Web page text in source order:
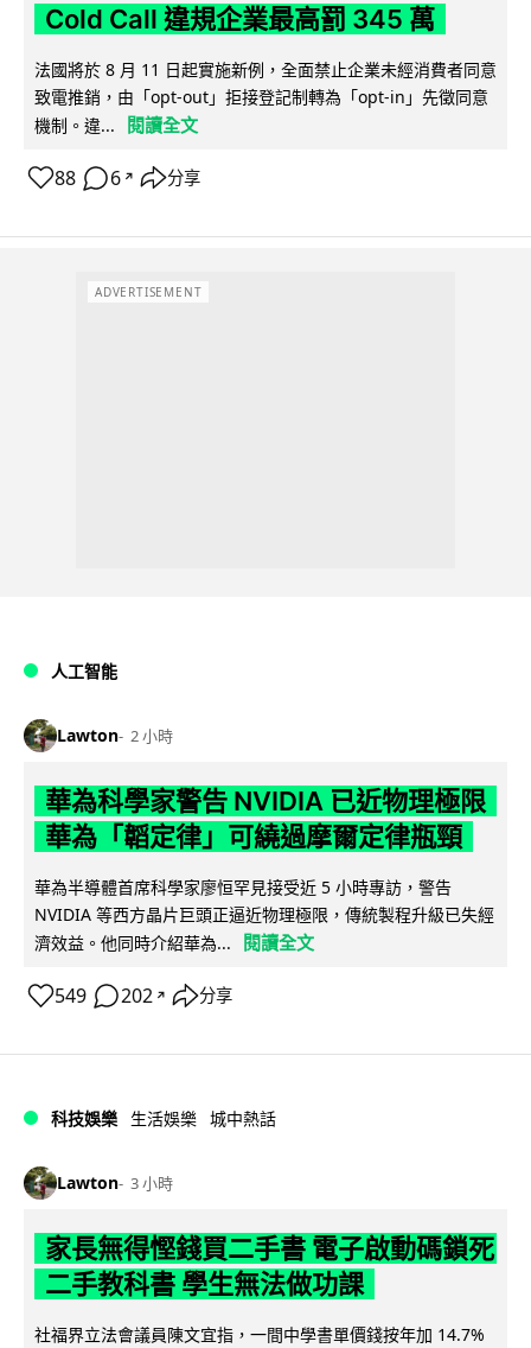
Cold Call 違規企業最高罰 345 萬
法國將於 8 月 11 日起實施新例，全面禁止企業未經消費者同意
致電推銷，由「opt-out」拒接登記制轉為「opt-in」先徵同意
機制。違...
閱讀全文
88 6 ↗ 分享
ADVERTISEMENT
人工智能
Lawton 2 小時
華為科學家警告 NVIDIA 已近物理極限
華為「韜定律」可繞過摩爾定律瓶頸
華為半導體首席科學家廖恒罕見接受近 5 小時專訪，警告
NVIDIA 等西方晶片巨頭正逼近物理極限，傳統製程升級已失經
濟效益。他同時介紹華為...
閱讀全文
549 202 ↗ 分享
科技娛樂 生活娛樂 城中熱話
Lawton 3 小時
家長無得慳錢買二手書 電子啟動碼鎖死
二手教科書 學生無法做功課
社福界立法會議員陳文宜指，一間中學書單價錢按年加 14.7%